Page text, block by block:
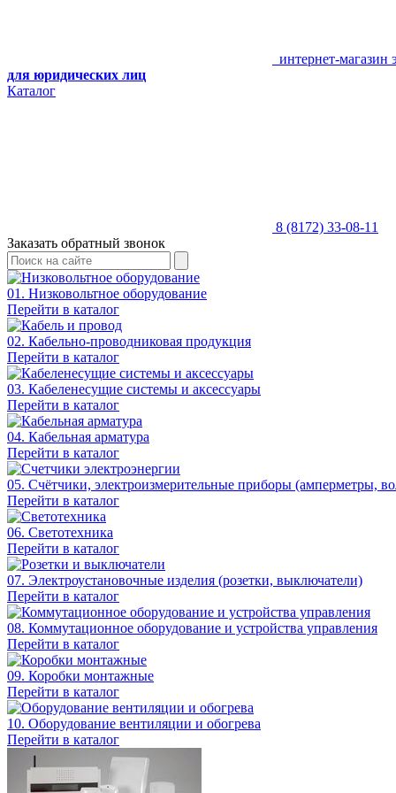
интернет-магазин
для юридических лиц
Каталог
8 (8172) 33-08-11
Заказать обратный звонок
01. Низковольтное оборудование
Перейти в каталог
02. Кабельно-проводниковая продукция
Перейти в каталог
03. Кабеленесущие системы и аксессуары
Перейти в каталог
04. Кабельная арматура
Перейти в каталог
05. Счётчики, электроизмерительные приборы (амперметры,
Перейти в каталог
06. Светотехника
Перейти в каталог
07. Электроустановочные изделия (розетки, выключатели)
Перейти в каталог
08. Коммутационное оборудование и устройства управления
Перейти в каталог
09. Коробки монтажные
Перейти в каталог
10. Оборудование вентиляции и обогрева
Перейти в каталог